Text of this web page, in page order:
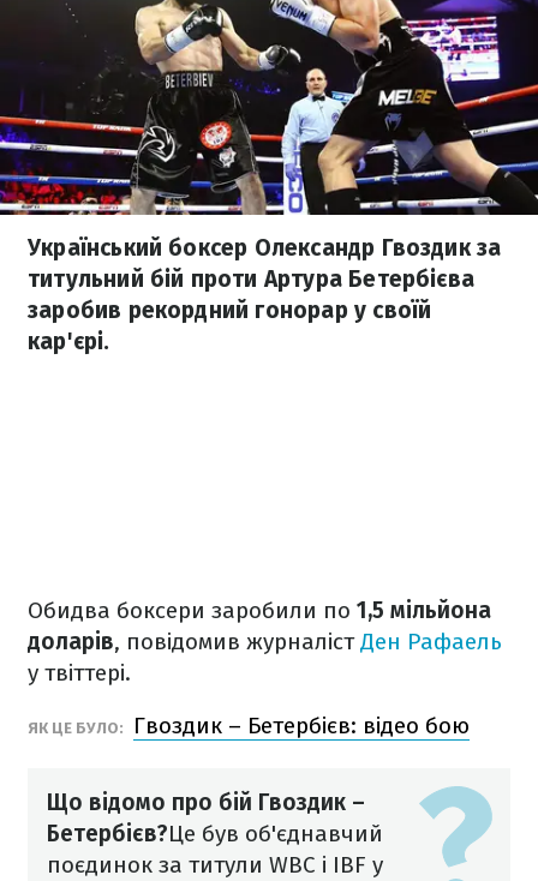
Український боксер Олександр Гвоздик за
титульний бій проти Артура Бетербієва
заробив рекордний гонорар у своїй
кар'єрі.
Обидва боксери заробили по 1,5 мільйона
доларів, повідомив журналістДен Рафаель
у твіттері.
ЯК ЦЕ БУЛО: Гвоздик – Бетербієв: відео бою
Що відомо про бій Гвоздик –
Бетербієв?Це був об'єднавчий
поєдинок за титули WBC і IBF у